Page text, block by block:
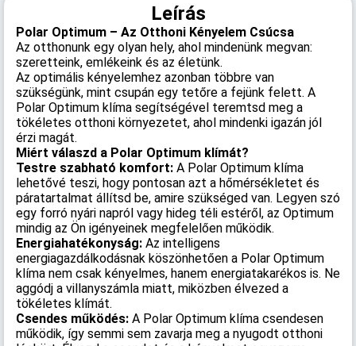
Leírás
Polar Optimum – Az Otthoni Kényelem Csúcsa
Az otthonunk egy olyan hely, ahol mindenünk megvan:
szeretteink, emlékeink és az életünk.
Az optimális kényelemhez azonban többre van
szükségünk, mint csupán egy tetőre a fejünk felett. A
Polar Optimum klíma segítségével teremtsd meg a
tökéletes otthoni környezetet, ahol mindenki igazán jól
érzi magát.
Miért válaszd a Polar Optimum klímát?
Testre szabható komfort: A Polar Optimum klíma
lehetővé teszi, hogy pontosan azt a hőmérsékletet és
páratartalmat állítsd be, amire szükséged van. Legyen szó
egy forró nyári napról vagy hideg téli estéről, az Optimum
mindig az Ön igényeinek megfelelően működik.
Energiahatékonyság: Az intelligens
energiagazdálkodásnak köszönhetően a Polar Optimum
klíma nem csak kényelmes, hanem energiatakarékos is. Ne
aggódj a villanyszámla miatt, miközben élvezed a
tökéletes klímát.
Csendes működés: A Polar Optimum klíma csendesen
működik, így semmi sem zavarja meg a nyugodt otthoni